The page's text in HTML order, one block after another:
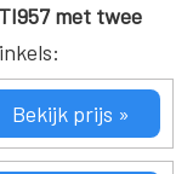
met twee
Bekijk prijs »